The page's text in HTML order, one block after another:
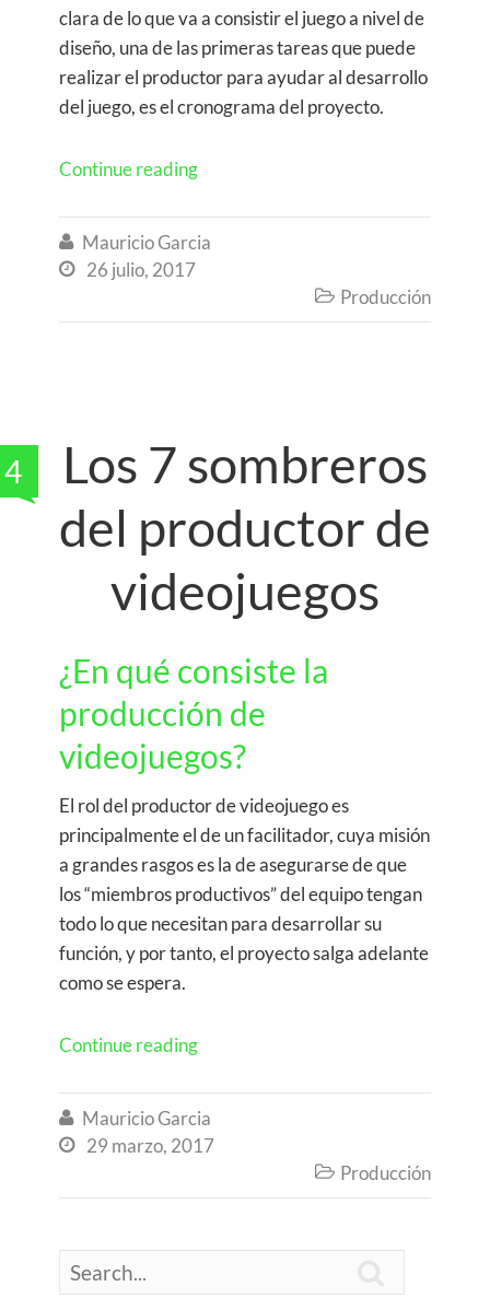
clara de lo que va a consistir el juego a nivel de
diseño, una de las primeras tareas que puede
realizar el productor para ayudar al desarrollo
del juego, es el cronograma del proyecto.
Continue reading
 Mauricio Garcia
 26 julio, 2017
 Producción
4
Los 7 sombreros
del productor de
videojuegos
¿En qué consiste la
producción de
videojuegos?
El rol del productor de videojuego es
principalmente el de un facilitador, cuya misión
a grandes rasgos es la de asegurarse de que
los “miembros productivos” del equipo tengan
todo lo que necesitan para desarrollar su
función, y por tanto, el proyecto salga adelante
como se espera.
Continue reading
 Mauricio Garcia
 29 marzo, 2017
 Producción